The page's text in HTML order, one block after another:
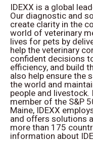
IDEXX is a global
Our diagnostic and
create clarity in the
world of veterinary
lives for pets by
help the veterinary
confident decisions
efficiency, and build
also help ensure the
the world and
people and livestock.
member of the S&P
Maine, IDEXX
and offers solutions
more than 175
information about